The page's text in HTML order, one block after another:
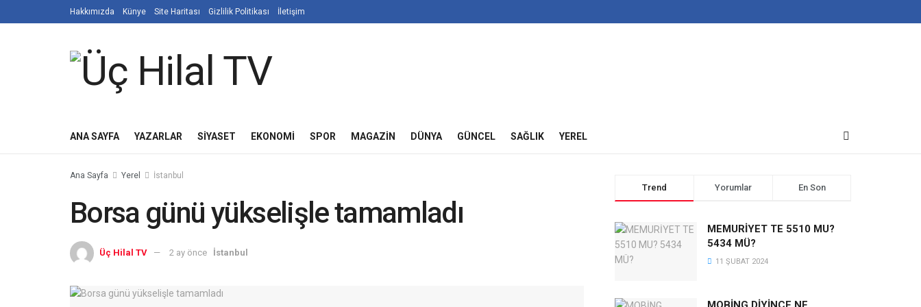
Hakkımızda Künye Site Haritası Gizlilik Politikası İletişim
ANA SAYFA YAZARLAR SIYASET EKONOMI SPOR MAGAZIN DÜNYA GÜNCEL SAĞLIK YEREL
Ana Sayfa Yerel İstanbul
Borsa günü yükselişle tamamladı
Üç Hilal TV 2 ay önce İstanbul
Trend Yorumlar En Son
MEMURİYET TE 5510 MU?
5434 MÜ?
11 ŞUBAT 2024